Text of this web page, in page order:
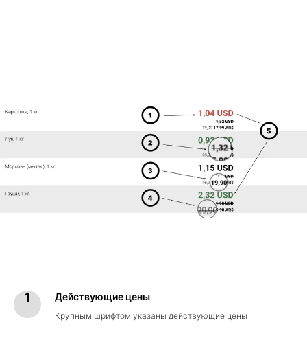
Действующие цены
Крупным шрифтом указаны действующие цены